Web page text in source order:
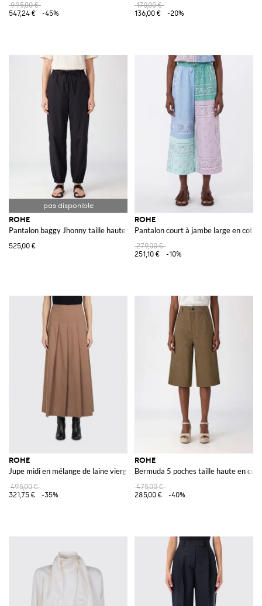
995,00 €
547,24 €
-45%
170,00 €
136,00 €
-20%
ROHE
Pantalon baggy Jhonny taille haute en tissu technique avec cordon de
525,00 €
ROHE
Pantalon court à jambe large en
279,00 €
251,10 €
-10%
ROHE
Jupe midi en mélange de laine vierge
495,00 €
321,75 €
-35%
ROHE
Bermuda 5 poches taille haute en
475,00 €
285,00 €
-40%